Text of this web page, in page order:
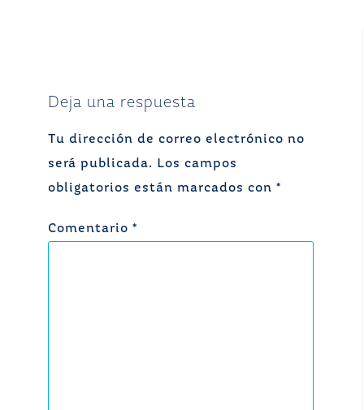
Deja una respuesta
Tu dirección de correo electrónico no
será publicada.
Los campos
obligatorios están marcados con *
Comentario *